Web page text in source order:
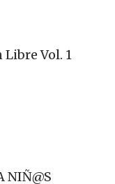
Vol. 1
NIÑ@S